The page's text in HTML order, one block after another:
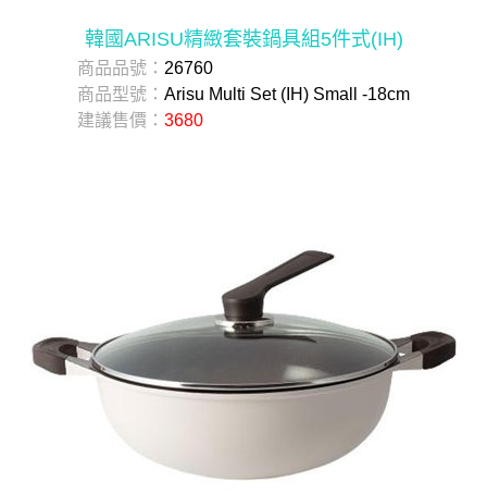
韓國ARISU精緻套裝鍋具組5件式(IH)
商品品號： 26760
商品型號： Arisu Multi Set (IH) Small -18cm
建議售價： 3680